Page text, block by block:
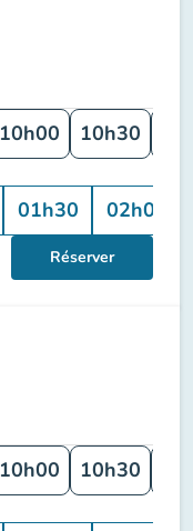
10h00 10h30
01h30 02h00
Réserver
10h00 10h30